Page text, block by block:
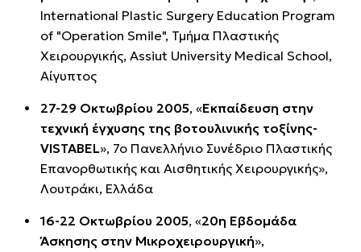
International Plastic Surgery Education Program
of "Operation Smile", Τμήμα Πλαστικής
Χειρουργικής, Assiut University Medical School,
Αίγυπτος
27-29 Οκτωβρίου 2005, «Εκπαίδευση στην
τεχνική έγχυσης της βοτουλινικής τοξίνης-
VISTABEL», 7o Πανελλήνιο Συνέδριο Πλαστικής
Επανορθωτικής και Αισθητικής Χειρουργικής»,
Λουτράκι, Ελλάδα
16-22 Οκτωβρίου 2005, «20η Εβδομάδα
Άσκησης στην Μικροχειρουργική»,